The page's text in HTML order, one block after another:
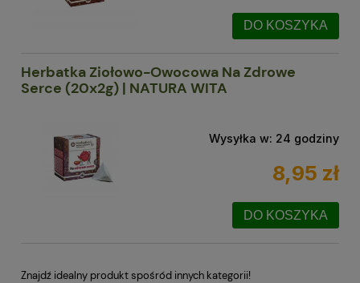
DO KOSZYKA
Herbatka Ziołowo-Owocowa Na Zdrowe
Serce (20x2g) | NATURA WITA
Wysyłka w: 24 godziny
8,95 zł
DO KOSZYKA
Znajdź idealny produkt spośród innych kategorii!